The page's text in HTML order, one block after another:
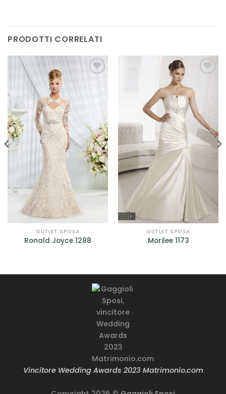
PRODOTTI CORRELATI
LISTA DEI
DESIDERI
OUTLET SPOSA
Ronald Joyce 1288
AGGIUNGI
ALLA TUA
LISTA DEI
DESIDERI
OUTLET SPOSA
Morilee 1173
Vincitore Wedding Awards 2023 Matrimonio.com